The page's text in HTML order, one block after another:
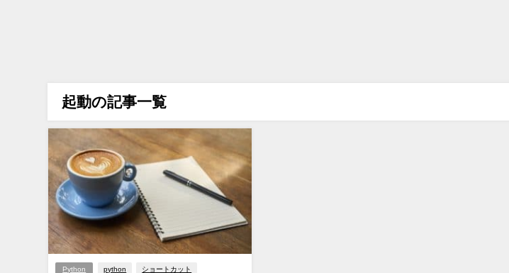
起動の記事一覧
Python python ショートカット